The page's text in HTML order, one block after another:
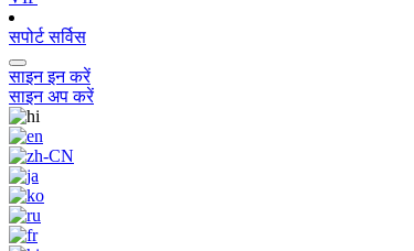
सपोर्ट सर्विस
साइन इन करें
साइन अप करें